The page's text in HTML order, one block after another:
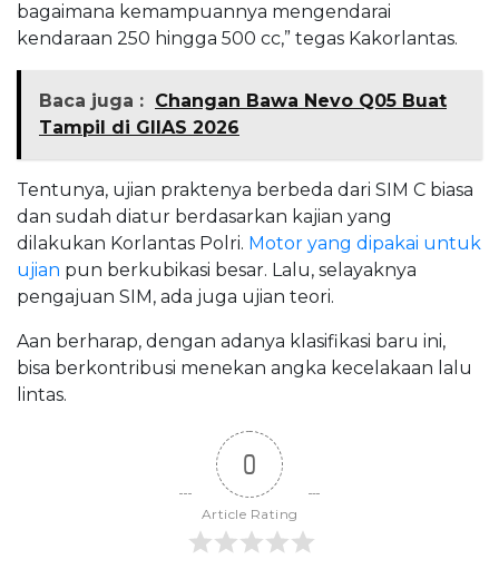
bagaimana kemampuannya mengendarai
kendaraan 250 hingga 500 cc,” tegas Kakorlantas.
Baca juga : Changan Bawa Nevo Q05 Buat
Tampil di GIIAS 2026
Tentunya, ujian praktenya berbeda dari SIM C biasa
dan sudah diatur berdasarkan kajian yang
dilakukan Korlantas Polri. Motor yang dipakai untuk
ujian pun berkubikasi besar. Lalu, selayaknya
pengajuan SIM, ada juga ujian teori.
Aan berharap, dengan adanya klasifikasi baru ini,
bisa berkontribusi menekan angka kecelakaan lalu
lintas.
0
Article Rating